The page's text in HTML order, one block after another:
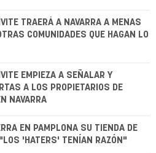
TRAERÁ A NAVARRA A MENAS
COMUNIDADES QUE HAGAN LO
EMPIEZA A SEÑALAR Y
A LOS PROPIETARIOS DE
NAVARRA
EN PAMPLONA SU TIENDA DE
'HATERS' TENÍAN RAZÓN"